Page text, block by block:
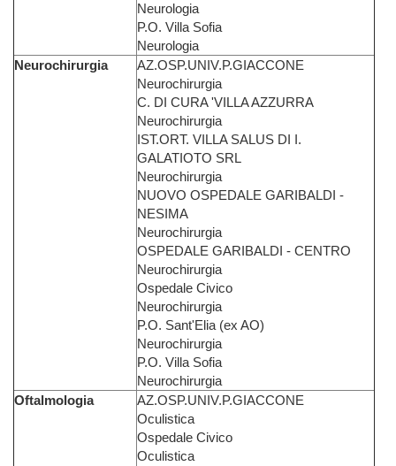
Neurologia
P.O. Villa Sofia
Neurologia
Neurochirurgia
AZ.OSP.UNIV.P.GIACCONE
Neurochirurgia
C. DI CURA 'VILLA AZZURRA
Neurochirurgia
IST.ORT. VILLA SALUS DI I.
GALATIOTO SRL
Neurochirurgia
NUOVO OSPEDALE GARIBALDI -
NESIMA
Neurochirurgia
OSPEDALE GARIBALDI - CENTRO
Neurochirurgia
Ospedale Civico
Neurochirurgia
P.O. Sant'Elia (ex AO)
Neurochirurgia
P.O. Villa Sofia
Neurochirurgia
Oftalmologia
AZ.OSP.UNIV.P.GIACCONE
Oculistica
Ospedale Civico
Oculistica